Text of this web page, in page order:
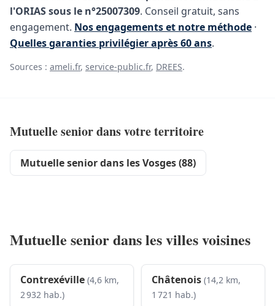
l'ORIAS sous le n°25007309. Conseil gratuit, sans
engagement. Nos engagements et notre méthode ·
Quelles garanties privilégier après 60 ans.
Sources : ameli.fr, service-public.fr, DREES.
Mutuelle senior dans votre territoire
Mutuelle senior dans les Vosges (88)
Mutuelle senior dans les villes voisines
Contrexéville (4,6 km,
2 932 hab.)
Châtenois (14,2 km,
1 721 hab.)